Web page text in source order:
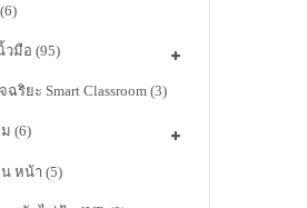
(6)
วมือ (95)
ริยะ Smart Classroom(3)
(6)
น หน้า (5)